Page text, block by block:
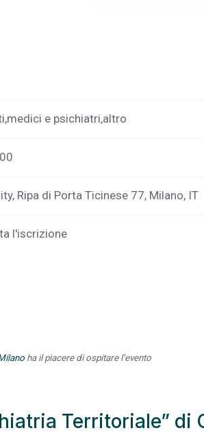
e psichiatri,altro
Ripa di Porta Ticinese 77, Milano, IT
l'iscrizione
ha il piacere di ospitare l’evento
Territoriale” di